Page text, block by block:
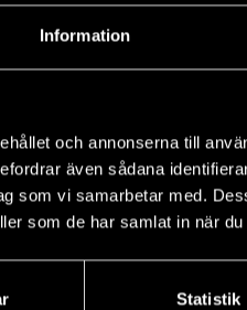
Information
och annonserna till
även sådana
som vi samarbetar med.
som de har samlat in när
Statistik
på vårt